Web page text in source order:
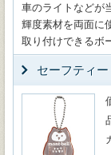
車のライトなどが
輝度素材を両面に
取り付けできるボ
セーフティ